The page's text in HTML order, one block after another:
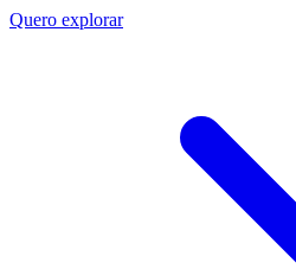
Quero explorar